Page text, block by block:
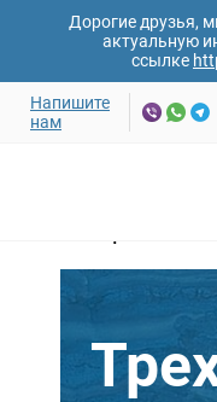
Дорогие друзья,
актуальную
ссылке
Напишите
нам